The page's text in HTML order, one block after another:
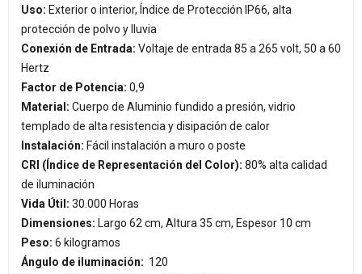
Uso: Exterior o interior, Índice de Protección IP66, alta
protección de polvo y lluvia
Conexión de Entrada: Voltaje de entrada 85 a 265 volt, 50 a 60
Hertz
Factor de Potencia: 0,9
Material: Cuerpo de Aluminio fundido a presión, vidrio
templado de alta resistencia y disipación de calor
Instalación: Fácil instalación a muro o poste
CRI (Índice de Representación del Color): 80% alta calidad
de iluminación
Vida Útil: 30.000 Horas
Dimensiones: Largo 62 cm, Altura 35 cm, Espesor 10 cm
Peso: 6 kilogramos
Ángulo de iluminación: 120